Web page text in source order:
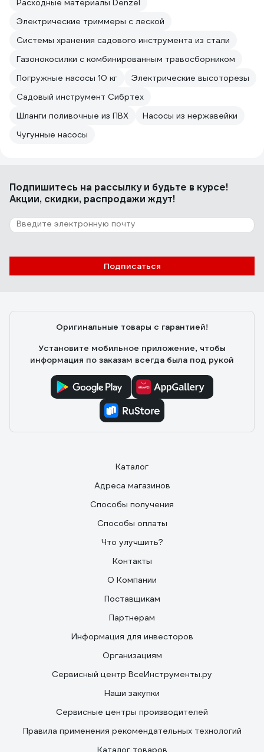
Расходные материалы Denzel
Электрические триммеры с леской
Системы хранения садового инструмента из стали
Газонокосилки с комбинированным травосборником
Погружные насосы 10 кг
Электрические высоторезы
Садовый инструмент Сибртех
Шланги поливочные из ПВХ
Насосы из нержавейки
Чугунные насосы
Подпишитесь на рассылкуи будьте в курсе!
Акции, скидки, распродажи ждут!
Подписаться
Оригинальные товары с гарантией!
Установите мобильное приложение, чтобы
информация по заказам всегда была под рукой
Каталог
Адреса магазинов
Способы получения
Способы оплаты
Что улучшить?
Контакты
О Компании
Поставщикам
Партнерам
Информация для инвесторов
Организациям
Сервисный центр ВсеИнструменты.ру
Наши закупки
Сервисные центры производителей
Правила применения рекомендательных технологий
Каталог товаров